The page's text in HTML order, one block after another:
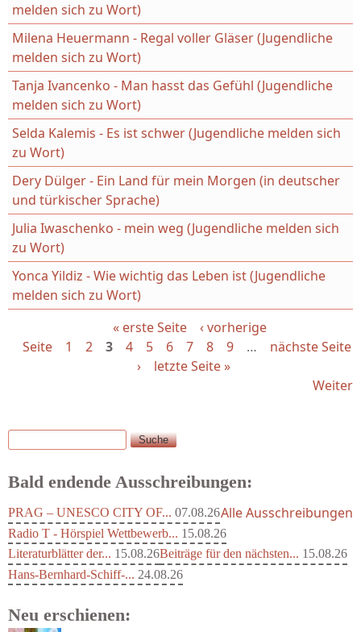
melden sich zu Wort)
Milena Heuermann - Regal voller Gläser (Jugendliche
melden sich zu Wort)
Tanja Ivancenko - Man hasst das Gefühl (Jugendliche
melden sich zu Wort)
Selda Kalemis - Es ist schwer (Jugendliche melden sich
zu Wort)
Dery Dülger - Ein Land für mein Morgen (in deutscher
und türkischer Sprache)
Julia Iwaschenko - mein weg (Jugendliche melden sich
zu Wort)
Yonca Yildiz - Wie wichtig das Leben ist (Jugendliche
melden sich zu Wort)
« erste Seite
‹ vorherige
Seite
1 2 3 4 5 6 7 8 9 …
nächste Seite
›
letzte Seite »
Weiter
Suchformular
Suche
Bald endende Ausschreibungen:
PRAG – UNESCO CITY OF... 07.08.26
Radio T - Hörspiel Wettbewerb... 15.08.26
Literaturblätter der... 15.08.26Beiträge für den nächsten... 15.08.26
Hans-Bernhard-Schiff-... 24.08.26
Alle Ausschreibungen
Neu erschienen: